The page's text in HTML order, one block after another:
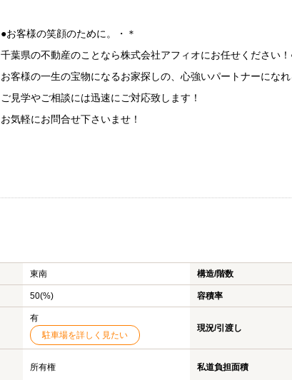
●お客様の笑顔のために。・＊
千葉県の不動産のことなら株式会社アフィオにお任せください
お客様の一生の宝物になるお家探しの、心強いパートナーにな
ご見学やご相談には迅速にご対応致します！
お気軽にお問合せ下さいませ！
東南 構造/階数
50(%) 容積率
有
駐車場を詳しく見たい
現況/引渡し
所有権 私道負担面積